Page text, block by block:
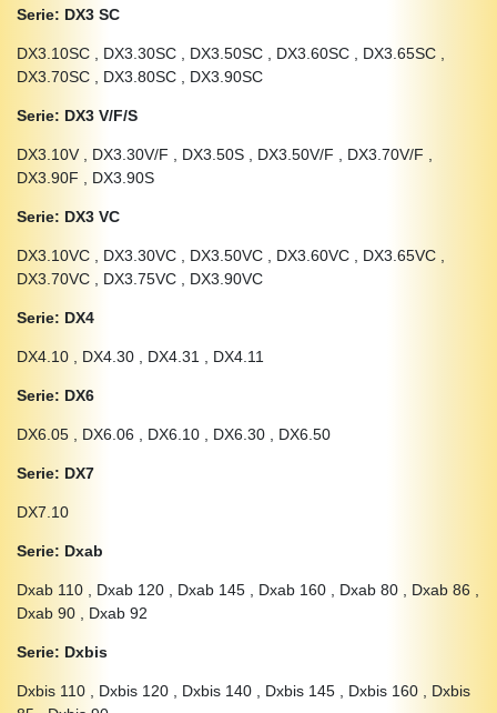
Serie: DX3 SC
DX3.10SC , DX3.30SC , DX3.50SC , DX3.60SC , DX3.65SC ,
DX3.70SC , DX3.80SC , DX3.90SC
Serie: DX3 V/F/S
DX3.10V , DX3.30V/F , DX3.50S , DX3.50V/F , DX3.70V/F ,
DX3.90F , DX3.90S
Serie: DX3 VC
DX3.10VC , DX3.30VC , DX3.50VC , DX3.60VC , DX3.65VC ,
DX3.70VC , DX3.75VC , DX3.90VC
Serie: DX4
DX4.10 , DX4.30 , DX4.31 , DX4.11
Serie: DX6
DX6.05 , DX6.06 , DX6.10 , DX6.30 , DX6.50
Serie: DX7
DX7.10
Serie: Dxab
Dxab 110 , Dxab 120 , Dxab 145 , Dxab 160 , Dxab 80 , Dxab 86 ,
Dxab 90 , Dxab 92
Serie: Dxbis
Dxbis 110 , Dxbis 120 , Dxbis 140 , Dxbis 145 , Dxbis 160 , Dxbis